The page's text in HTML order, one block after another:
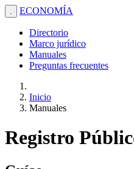
. ECONOMÍA
Directorio
Marco jurídico
Manuales
Preguntas frecuentes
Inicio
Manuales
Registro